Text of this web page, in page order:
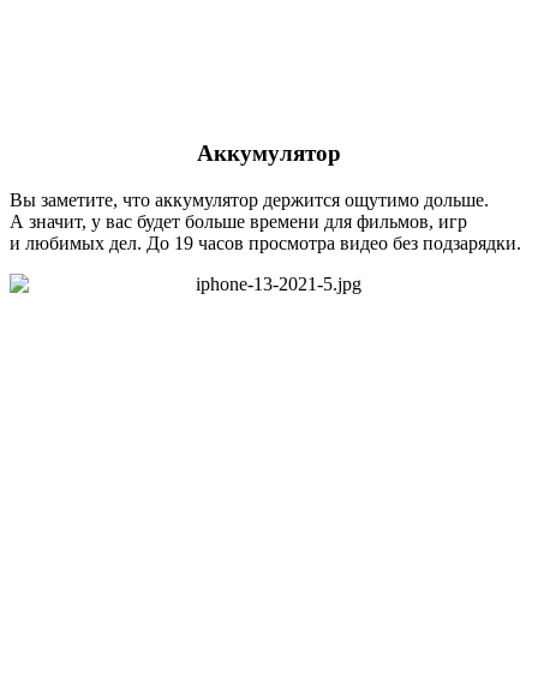
Аккумулятор
Вы заметите, что аккумулятор держится ощутимо дольше.
А значит, у вас будет больше времени для фильмов, игр
и любимых дел. До 19 часов просмотра видео без подзарядки.